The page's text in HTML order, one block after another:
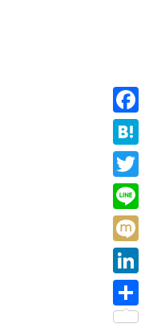
F
a
c
e
b
o
o
k
H
a
t
e
n
a
T
w
i
t
e
L
i
n
e
M
i
x
L
i
共